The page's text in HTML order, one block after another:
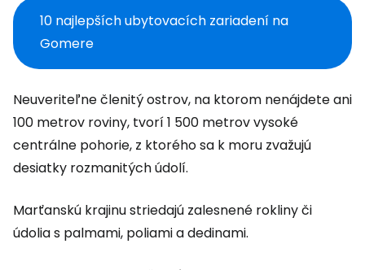
10 najlepších ubytovacích zariadení na
Gomere
Neuveriteľne členitý ostrov, na ktorom nenájdete ani
100 metrov roviny, tvorí 1 500 metrov vysoké
centrálne pohorie, z ktorého sa k moru zvažujú
desiatky rozmanitých údolí.
Marťanskú krajinu striedajú zalesnené rokliny či
údolia s palmami, poliami a dedinami.